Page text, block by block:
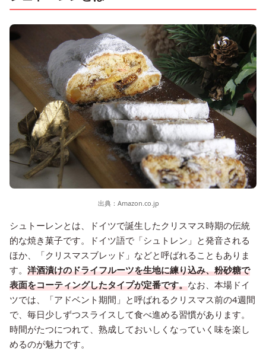
出典： Amazon.co.jp
シュトーレンとは、ドイツで誕生したクリスマス時期の伝統
的な焼き菓子です。ドイツ語で「シュトレン」と発音される
ほか、「クリスマスブレッド」などと呼ばれることもありま
す。 洋酒漬けのドライフルーツを生地に練り込み、粉砂糖で
表面をコーティングしたタイプが定番です。なお、本場ドイ
ツでは、「アドベント期間」と呼ばれるクリスマス前の4週間
で、毎日少しずつスライスして食べ進める習慣があります。
時間がたつにつれて、熟成しておいしくなっていく味を楽し
めるのが魅力です。